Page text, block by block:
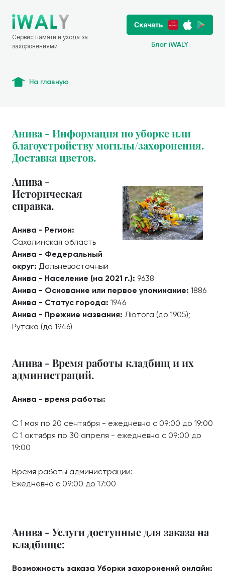
Сервис памяти и ухода за
захоронениями
Блог iWALY
На главную
Анива - Информация по уборке или
благоустройству могилы/захоронения.
Доставка цветов.
Анива -
Историческая
справка.
Анива - Регион:
Сахалинская область
Анива - Федеральный
округ: Дальневосточный
Анива - Население (на 2021 г.): 9638
Анива - Основание или первое упоминание: 1886
Анива - Статус города: 1946
Анива - Прежние названия: Лютога (до 1905);
Рутака (до 1946)
Анива - Время работы кладбищ и их
администраций.
Анива - время работы:
С 1 мая по 20 сентября - ежедневно с 09:00 до 19:00
С 1 октября по 30 апреля - ежедневно с 09:00 до
19:00
Время работы администрации:
Ежедневно с 09:00 до 17:00
Анива - Услуги доступные для заказа на
кладбище:
Возможность заказа Уборки захоронений онлайн: